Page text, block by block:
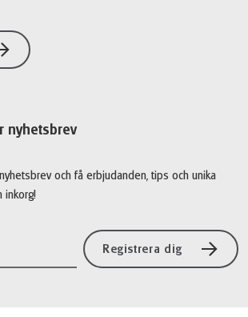
nyhetsbrev
och få erbjudanden, tips och unika
inkorg!
Registrera dig